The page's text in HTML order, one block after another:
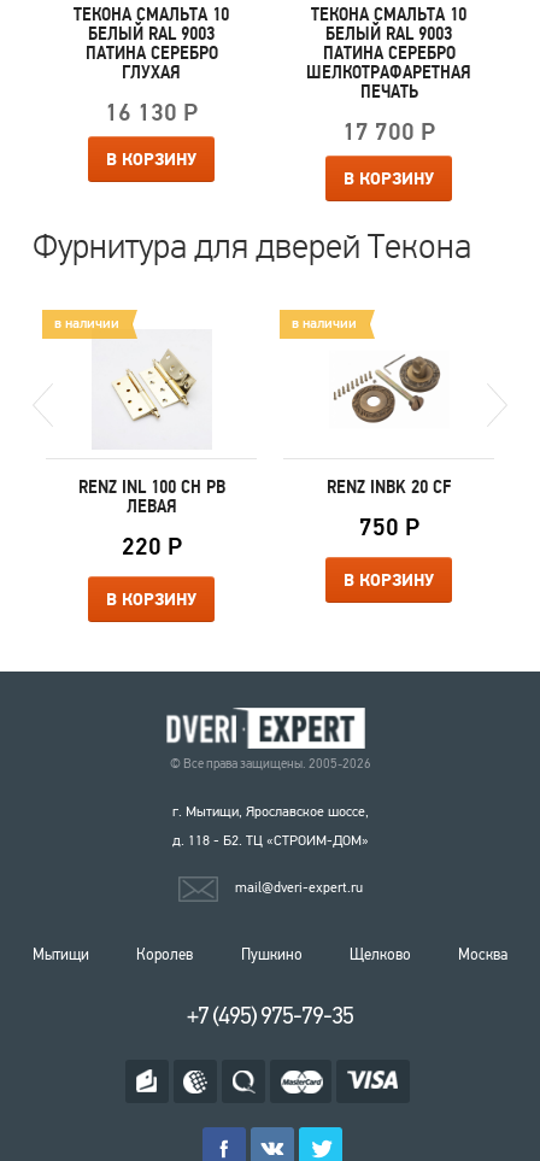
ТЕКОНА СМАЛЬТА 10
БЕЛЫЙ RAL 9003
ПАТИНА СЕРЕБРО
ГЛУХАЯ
16 130 Р
В КОРЗИНУ
ТЕКОНА СМАЛЬТА 10
БЕЛЫЙ RAL 9003
ПАТИНА СЕРЕБРО
ШЕЛКОТРАФАРЕТНАЯ
ПЕЧАТЬ
17 700 Р
В КОРЗИНУ
Фурнитура для дверей Текона
в наличии
RENZ INL 100 CH PB
ЛЕВАЯ
220 Р
В КОРЗИНУ
в наличии
RENZ INBK 20 CF
750 Р
В КОРЗИНУ
© Все права защищены. 2005-2026
г. Мытищи, Ярославское шоссе,
д. 118 - Б2. ТЦ «СТРОИМ-ДОМ»
mail@dveri-expert.ru
Мытищи Королев Пушкино Щелково Москва
+7 (495) 975-79-35